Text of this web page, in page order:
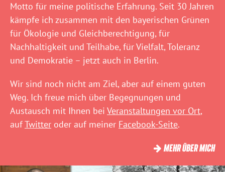
Motto für meine politische Erfahrung. Seit 30 Jahren
kämpfe ich zusammen mit den bayerischen Grünen
für Ökologie und Gleichberechtigung, für
Nachhaltigkeit und Teilhabe, für Vielfalt, Toleranz
und Demokratie – jetzt auch in Berlin.
Wir sind noch nicht am Ziel, aber auf einem guten
Weg. Ich freue mich über Begegnungen und
Austausch mit Ihnen bei Veranstaltungen vor Ort,
aufTwitter oder auf meiner Facebook-Seite.
MEHR ÜBER MICH